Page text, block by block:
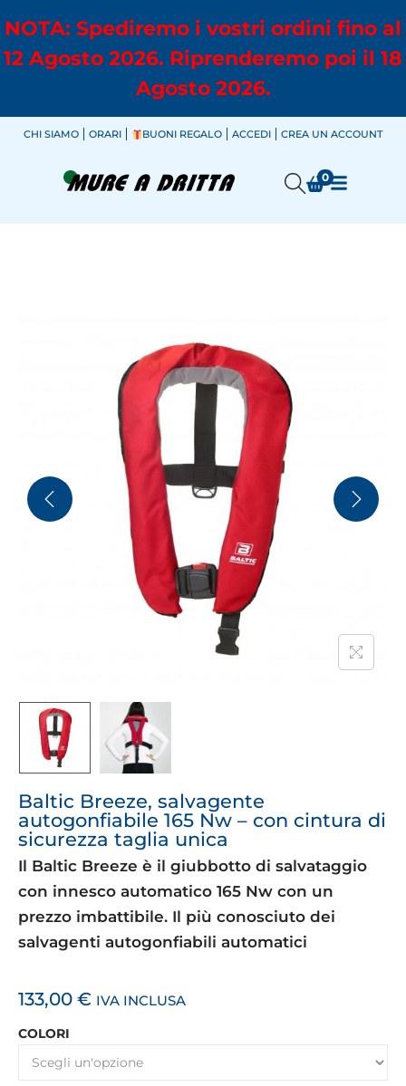
NOTA: Spediremo i vostri ordini fino al
12 Agosto 2026. Riprenderemo poi il 18
Agosto 2026.
CHI SIAMO ORARI BUONI REGALO ACCEDI CREA UN ACCOUNT
0
Baltic Breeze, salvagente
autogonfiabile 165 Nw – con cintura di
sicurezza taglia unica
Il Baltic Breeze è il giubbotto di salvataggio
con innesco automatico 165 Nw con un
prezzo imbattibile. Il più conosciuto dei
salvagenti autogonfiabili automatici
133,00 € IVA INCLUSA
COLORI